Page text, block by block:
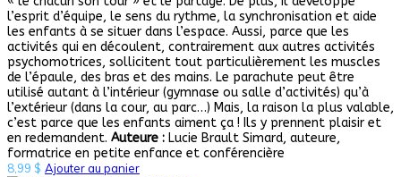
l’esprit d’équipe, le sens du rythme, la synchronisation et aide
les enfants à se situer dans l’espace. Aussi, parce que les
activités qui en découlent, contrairement aux autres activités
psychomotrices, sollicitent tout particulièrement les muscles
de l’épaule, des bras et des mains. Le parachute peut être
utilisé autant à l’intérieur (gymnase ou salle d’activités) qu’à
l’extérieur (dans la cour, au parc…) Mais, la raison la plus valable,
c’est parce que les enfants aiment ça ! Ils y prennent plaisir et
en redemandent. Auteure : Lucie Brault Simard, auteure,
formatrice en petite enfance et conférencière
8,99 $ Ajouter au panier